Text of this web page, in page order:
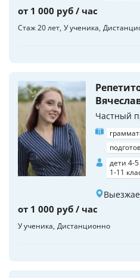
от 1 000 руб / час
Стаж 20 лет У ученика
Частный
дети 4-
1-11
от 1 000 руб / час
У ученика Дистанционно